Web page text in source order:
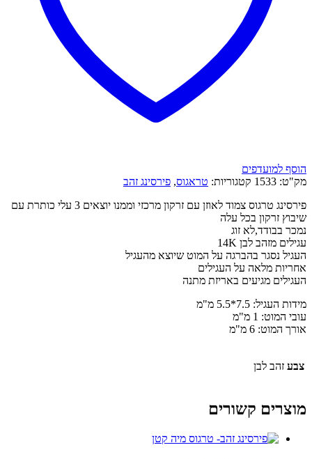
הוסף למועדפים
מק"ט: 1533 קטגוריות: טראגוס, פירסינג זהב
פירסינג טרגוס צמוד לאוזן עם זרקון מרכזי וממנו יוצאים 3 עלי כותרת עם
שיבוץ זרקון בכל עלה
נמכר בבודד,לא זוג
עגילים מזהב לבן 14K
העגיל נסגר בהברגה על המוט שיוצא מהעגיל
אחריות מלאה על העגילים
העגילים מגיעים באריזת מתנה
מידות העגיל: 7.5*5.5 מ"מ
עובי המוט: 1 מ"מ
אורך המוט: 6 מ"מ
צבע זהב לבן
מוצרים קשורים